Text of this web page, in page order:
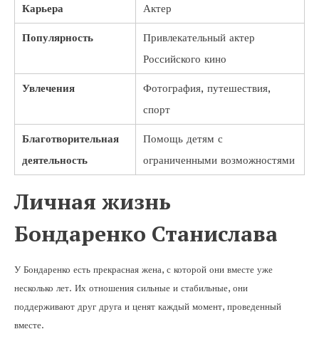
Карьера Актер
Популярность
Привлекательный актер
Российского кино
Увлечения
Фотография, путешествия,
спорт
Благотворительная
деятельность
Помощь детям с
ограниченными возможностями
Личная жизнь
Бондаренко Станислава
У Бондаренко есть прекрасная жена, с которой они вместе уже
несколько лет. Их отношения сильные и стабильные, они
поддерживают друг друга и ценят каждый момент, проведенный
вместе.